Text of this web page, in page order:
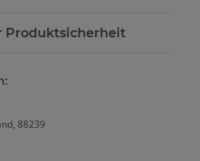
Produktsicherheit
88239